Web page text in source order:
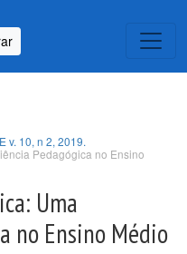
v. 10, n 2, 2019.
Pedagógica no Ensino
Uma
no Ensino Médio